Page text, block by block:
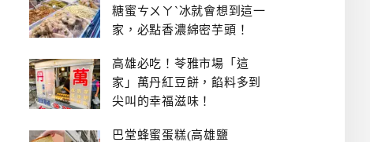
糖蜜ㄘㄨㄚˋ冰就會想到這一
家，必點香濃綿密芋頭！
高雄必吃！苓雅市場「這
家」萬丹紅豆餅，餡料多到
尖叫的幸福滋味！
巴堂蜂蜜蛋糕(高雄鹽